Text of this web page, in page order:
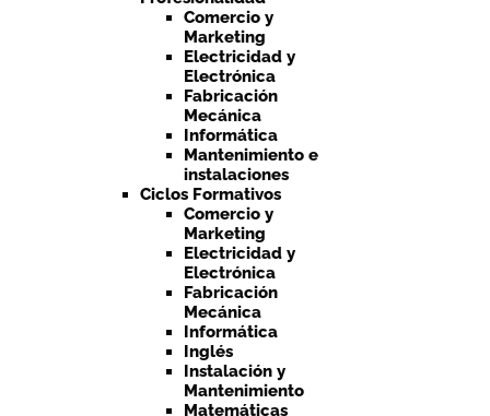
Comercio y
Marketing
Electricidad y
Electrónica
Fabricación
Mecánica
Informática
Mantenimiento e
instalaciones
Ciclos Formativos
Comercio y
Marketing
Electricidad y
Electrónica
Fabricación
Mecánica
Informática
Inglés
Instalación y
Mantenimiento
Matemáticas